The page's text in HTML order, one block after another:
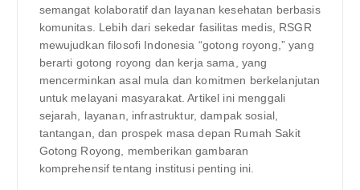
semangat kolaboratif dan layanan kesehatan berbasis
komunitas. Lebih dari sekedar fasilitas medis, RSGR
mewujudkan filosofi Indonesia “gotong royong,” yang
berarti gotong royong dan kerja sama, yang
mencerminkan asal mula dan komitmen berkelanjutan
untuk melayani masyarakat. Artikel ini menggali
sejarah, layanan, infrastruktur, dampak sosial,
tantangan, dan prospek masa depan Rumah Sakit
Gotong Royong, memberikan gambaran
komprehensif tentang institusi penting ini.